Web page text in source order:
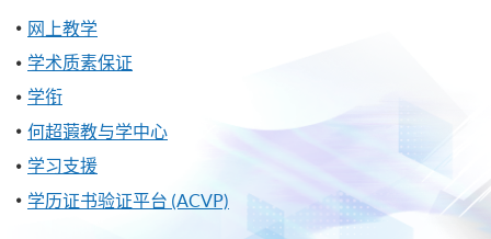
网上教学
学术质素保证
学衔
何超蕸教与学中心
学习支援
学历证书验证平台 (ACVP)